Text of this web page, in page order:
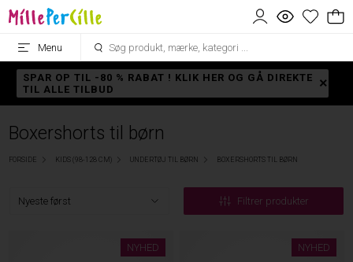
Menu
SPAR OP TIL -80 % RABAT ! KLIK HER OG GÅ DIREKTE
TIL ALLE TILBUD
Boxershorts til børn
FORSIDE KIDS (98-128 CM) UNDERTØJ TIL BØRN BOXERSHORTS TIL BØRN
Filtrer produkter
NYHED NYHED